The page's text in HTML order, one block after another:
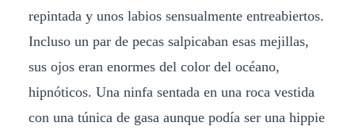
repintada y unos labios sensualmente entreabiertos.
Incluso un par de pecas salpicaban esas mejillas,
sus ojos eran enormes del color del océano,
hipnóticos. Una ninfa sentada en una roca vestida
con una túnica de gasa aunque podía ser una hippie